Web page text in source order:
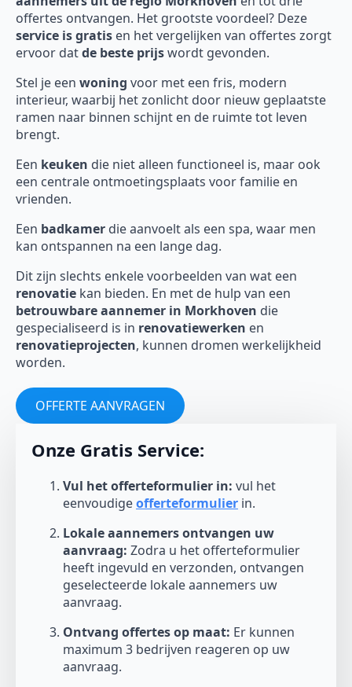
offertes ontvangen. Het grootste voordeel? Deze
service is gratis en het vergelijken van offertes zorgt
ervoor datde beste prijswordt gevonden.
Stel je een woning voor met een fris, modern
interieur, waarbij het zonlicht door nieuw geplaatste
ramen naar binnen schijnt en de ruimte tot leven
brengt.
Een keuken die niet alleen functioneel is, maar ook
een centrale ontmoetingsplaats voor familie en
vrienden.
Een badkamer die aanvoelt als een spa, waar men
kan ontspannen na een lange dag.
Dit zijn slechts enkele voorbeelden van wat een
renovatie kan bieden. En met de hulp van een
betrouwbare aannemer in Morkhoven die
gespecialiseerd is in renovatiewerken en
renovatieprojecten, kunnen dromen werkelijkheid
worden.
OFFERTE AANVRAGEN
Onze Gratis Service:
Vul het offerteformulier in: vul het
eenvoudigeofferteformulier in.
Lokale aannemers ontvangen uw
aanvraag: Zodra u het offerteformulier
heeft ingevuld en verzonden, ontvangen
geselecteerde lokale aannemers uw
aanvraag.
Ontvang offertes op maat: Er kunnen
maximum 3 bedrijven reageren op uw
aanvraag.